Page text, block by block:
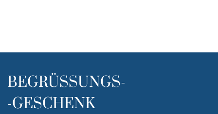
BEGRÜSSUNGS-
-GESCHENK